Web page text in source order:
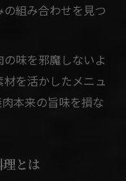
組み合わせを見つ
味を邪魔しないよ
を活かしたメニュ
本来の旨味を損な
とは